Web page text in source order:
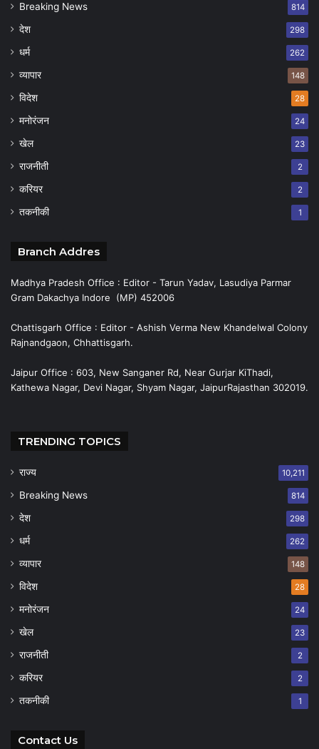
Breaking News 814
देश 298
धर्म 262
व्यापार 148
विदेश 28
मनोरंजन 24
खेल 23
राजनीती 2
करियर 2
तकनीकी 1
Branch Addres
Madhya Pradesh Office : Editor - Tarun Yadav, Lasudiya Parmar
Gram Dakachya Indore (MP) 452006
Chattisgarh Office : Editor - Ashish Verma New Khandelwal Colony
Rajnandgaon, Chhattisgarh.
Jaipur Office : 603, New Sanganer Rd, Near Gurjar KiThadi,
Kathewa Nagar, Devi Nagar, Shyam Nagar, JaipurRajasthan 302019.
TRENDING TOPICS
राज्य 10,211
Breaking News 814
देश 298
धर्म 262
व्यापार 148
विदेश 28
मनोरंजन 24
खेल 23
राजनीती 2
करियर 2
तकनीकी 1
Contact Us